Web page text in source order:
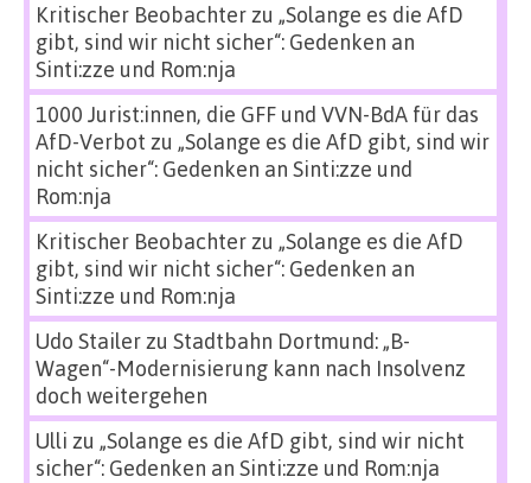
Kritischer Beobachterzu „Solange es die AfD
gibt, sind wir nicht sicher“: Gedenken an
Sinti:zze und Rom:nja
1000 Jurist:innen, die GFF und VVN-BdA für das
AfD-Verbot zu „Solange es die AfD gibt, sind wir
nicht sicher“: Gedenken an Sinti:zze und
Rom:nja
Kritischer Beobachterzu „Solange es die AfD
gibt, sind wir nicht sicher“: Gedenken an
Sinti:zze und Rom:nja
Udo Stailerzu Stadtbahn Dortmund: „B-
Wagen“-Modernisierung kann nach Insolvenz
doch weitergehen
Ulli zu „Solange es die AfD gibt, sind wir nicht
sicher“: Gedenken an Sinti:zze und Rom:nja